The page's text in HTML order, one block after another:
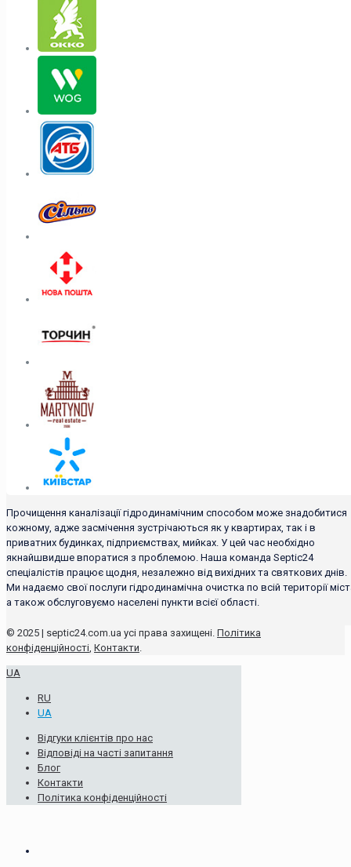
Прочищення каналізації гідродинамічним способом може знадобитися
кожному, адже засмічення зустрічаються як у квартирах, так і в
приватних будинках, підприємствах, мийках. У цей час необхідно
якнайшвидше впоратися з проблемою. Наша команда Septic24
спеціалістів працює щодня, незалежно від вихідних та святкових днів.
Ми надаємо свої послуги гідродинамічна очистка по всій території
а також обслуговуємо населені пункти всієї області.
© 2025 | septic24.com.ua усі права захищені. Політика
конфіденційності, Контакти.
UA
RU
UA
Відгуки клієнтів про нас
Відповіді на часті запитання
Блог
Контакти
Політика конфіденційності